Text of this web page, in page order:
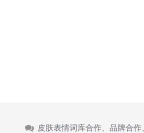
皮肤表情词库合作、品牌合